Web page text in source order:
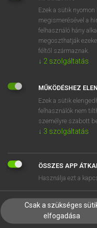
EGYÉNI FELHASZNÁLÓKNAK
TANULÓKNAK
VÁLLALATI MEGOLDÁSOK
Ezek a sütik
megismerésével a
felhasználó hány
megoszthatják
féltől származnak.
↓ 2 szolgáltatás
MŰKÖDÉSHEZ
Ezek a sütik
felhasználók nem
személyre szabott
↓ 3 szolgáltatás
ÖSSZES APP
Használja ezt a
Csak a szükséges
elfogadása